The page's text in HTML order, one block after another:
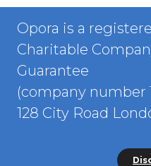
Opora is a
Charitable
Guarantee
(company number
128 City Road